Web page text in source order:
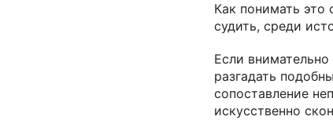
Как понимать это
судить, среди
Если
разгадать
сопоставление
искусственно